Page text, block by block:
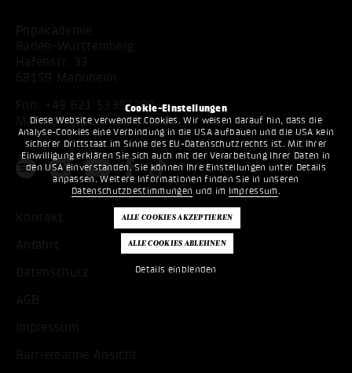
Cookie-Einstellungen
Diese Website verwendet Cookies. Wir weisen darauf hin, dass die
Analyse-Cookies eine Verbindung in die USA aufbauen und die USA kein
sicherer Drittstaat im Sinne des EU-Datenschutzrechts ist. Mit Ihrer
Einwilligung erklären Sie sich auch mit der Verarbeitung Ihrer Daten in
den USA einverstanden. Sie können Ihre Einstellungen unter Details
anpassen. Weitere Informationen finden Sie in unseren
Datenschutzbestimmungen und im Impressum .
Details einblenden
Popakademie
Baden-Württemberg
Hafenstr. 33
68159 Mannheim
Fon:
+49 621 53397200
Mail:info@popakademie.de
Kontakt
Anfahrt
Datenschutz
AGB
Impressum
Barrierearme Ansicht